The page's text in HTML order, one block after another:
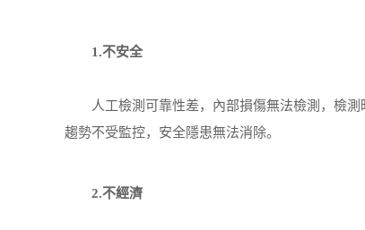
1.不安全
人工檢測可靠性差，內部損傷無法檢測，檢測
趨勢不受監控，安全隱患無法消除。
2.不經濟